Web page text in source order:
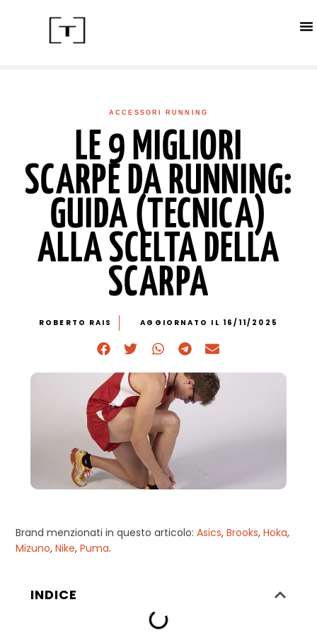
ACCESSORI RUNNING
LE 9 MIGLIORI
SCARPE DA RUNNING:
GUIDA (TECNICA)
ALLA SCELTA DELLA
SCARPA
ROBERTO RAIS AGGIORNATO IL 16/11/2025
Brand menzionati in questo articolo:Asics,Brooks,Hoka,
Mizuno,Nike,Puma.
INDICE